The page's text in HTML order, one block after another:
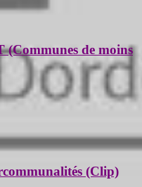
de moins
(Clip)